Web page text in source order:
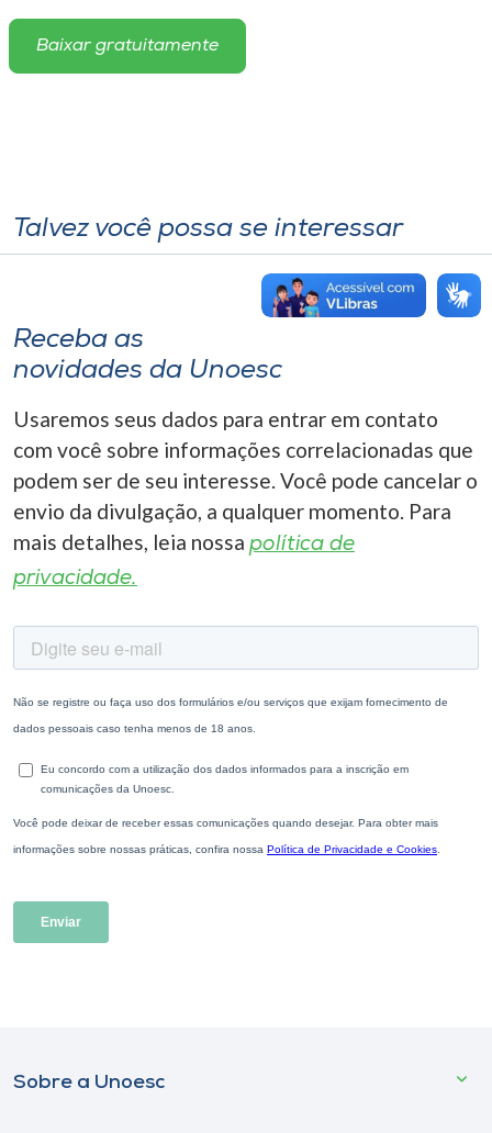
Baixar gratuitamente
Talvez você possa se interessar
Receba as
novidades da Unoesc
Usaremos seus dados para entrar em contato
com você sobre informações correlacionadas que
podem ser de seu interesse. Você pode cancelar o
envio da divulgação, a qualquer momento. Para
mais detalhes, leia nossa política de
privacidade.
Sobre a Unoesc